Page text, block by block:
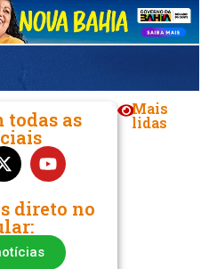
todas as
direto no
Mais
lidas